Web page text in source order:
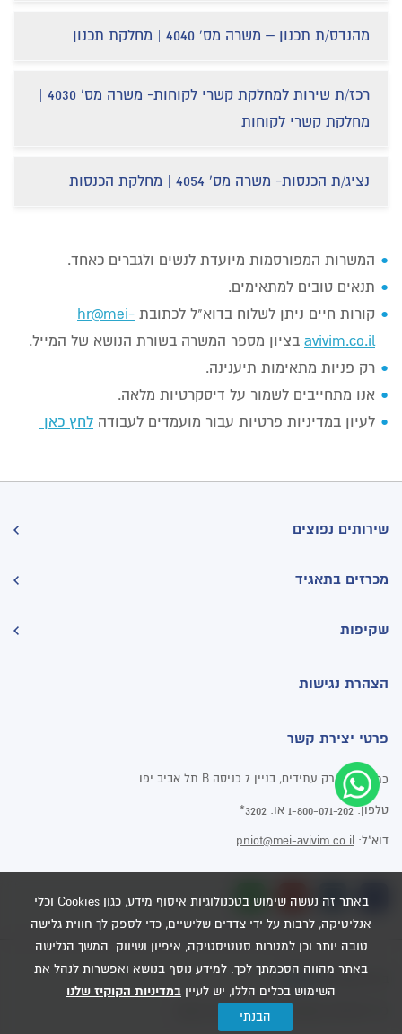
מהנדס/ת תכנון – משרה מס' 4040 | מחלקת תכנון
מחלקת קשרי לקוחות
נציג/ת הכנסות- משרה מס' 4054 | מחלקת הכנסות
הערות
המשרות המפורסמות מיועדת לנשים ולגברים כאחד.
תנאים טובים למתאימים.
קורות חיים ניתן לשלוח בדוא"ל לכתובת hr@mei-
avivim.co.il בציון מספר המשרה בשורת הנושא של המייל.
רק פניות מתאימות תיענינה.
אנו מתחייבים לשמור על דיסקרטיות מלאה.
לעיון במדיניות פרטיות עבור מועמדים לעבודה לחץ כאן
שירותים נפוצים
מכרזים בתאגיד
שקיפות
הצהרת נגישות
פרטי יצירת קשר
כתובת: פארק עתידים, בניין 7 כניסה B תל אביב יפו
טלפון: 1-800-071-202 או: 3202*
דוא"ל: pniot@mei-avivim.co.il
כל הזכויות שמורות - מי אביבים 2020
Dooble
באתר זה נעשה שימוש בטכנולוגיות איסוף מידע, כגון Cookies וכלי
אנליטיקה, לרבות על ידי צדדים שלישיים, כדי לספק לך חווית גלישה
טובה יותר וכן למטרות סטטיסטיקה, איפיון ושיווק. המשך הגלישה
באתר מהווה הסכמתך לכך. למידע נוסף בנושא ואפשרות לנהל את
השימוש בכלים הללו, יש לעיין במדיניות הקוקיז שלנו
הבנתי